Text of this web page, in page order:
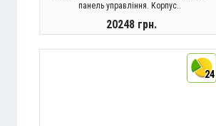
панель управління. Корпус..
20248 грн.
24